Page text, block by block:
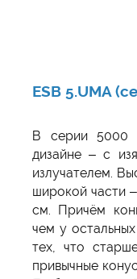
ESB 5.UMA
В серии 5000
дизайне – с
излучателем.
широкой части
см. Причём
чем у
тех, что
привычные